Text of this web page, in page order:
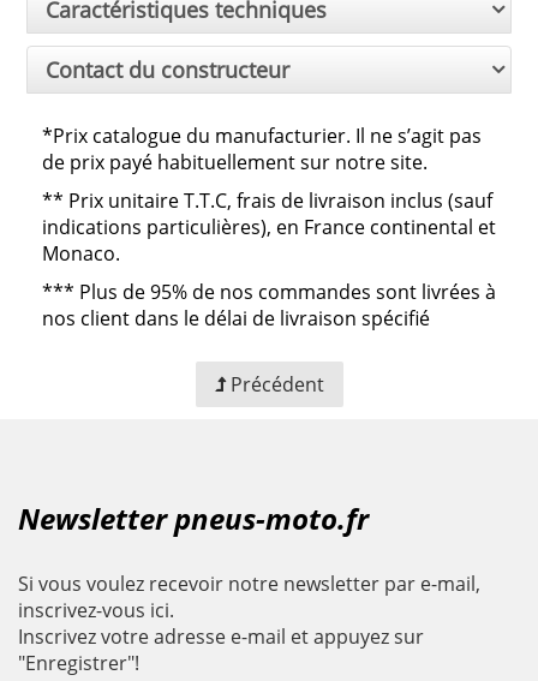
Caractéristiques techniques
Contact du constructeur
*Prix catalogue du manufacturier. Il ne s’agit pas
de prix payé habituellement sur notre site.
** Prix unitaire T.T.C, frais de livraison inclus (sauf
indications particulières), en France continental et
Monaco.
*** Plus de 95% de nos commandes sont livrées à
nos client dans le délai de livraison spécifié
Précédent
Newsletter pneus-moto.fr
Si vous voulez recevoir notre newsletter par e-mail,
inscrivez-vous ici.
Inscrivez votre adresse e-mail et appuyez sur
"Enregistrer"!